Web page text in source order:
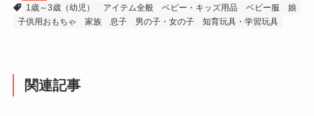
1歳～3歳（幼児）
アイテム全般 ベビー・キッズ用品 ベビー服
娘
子供用おもちゃ
家族 息子 男の子・女の子 知育玩具・学習玩具
関連記事